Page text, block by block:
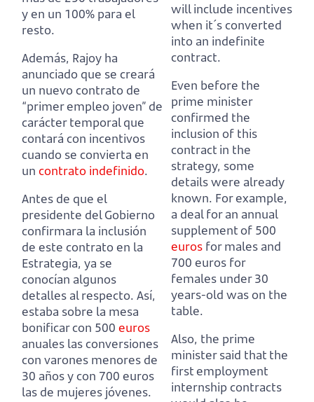
y en un 100% para el
resto.
Además, Rajoy ha
anunciado que se creará
un nuevo contrato de
“primer empleo joven” de
carácter temporal que
contará con incentivos
cuando se convierta en
un contrato indefinido.
Antes de que el
presidente del Gobierno
confirmara la inclusión
de este contrato en la
Estrategia, ya se
conocían algunos
detalles al respecto. Así,
estaba sobre la mesa
bonificar con 500 euros
anuales las conversiones
con varones menores de
30 años y con 700 euros
las de mujeres jóvenes.
will include incentives
when it´s converted
into an indefinite
contract.
Even before the
prime minister
confirmed the
inclusion of this
contract in the
strategy, some
details were already
known. For example,
a deal for an annual
supplement of 500
euros for males and
700 euros for
females under 30
years-old was on the
table.
Also, the prime
minister said that the
first employment
internship contracts